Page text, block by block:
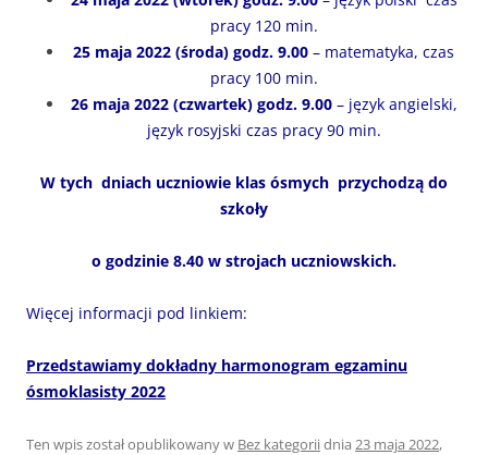
pracy 120 min.
25 maja 2022 (środa) godz. 9.00 – matematyka, czas
pracy 100 min.
26 maja 2022 (czwartek) godz. 9.00– język angielski,
język rosyjski czas pracy 90 min.
W tych dniach uczniowie klas ósmych przychodzą do
szkoły
o godzinie 8.40 w strojach uczniowskich.
Więcej informacji pod linkiem:
Przedstawiamy dokładny harmonogram egzaminu
ósmoklasisty 2022
Ten wpis został opublikowany w Bez kategoriidnia 23 maja 2022,